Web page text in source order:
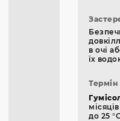
в очі
їх
Термін
до 25